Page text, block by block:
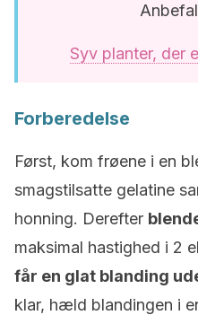
Syv planter, der
Forberedelse
Først, kom frøene i en
smagstilsatte gelatine
honning. Derefter
maksimal hastighed i 2
får en glat blanding
klar, hæld blandingen i